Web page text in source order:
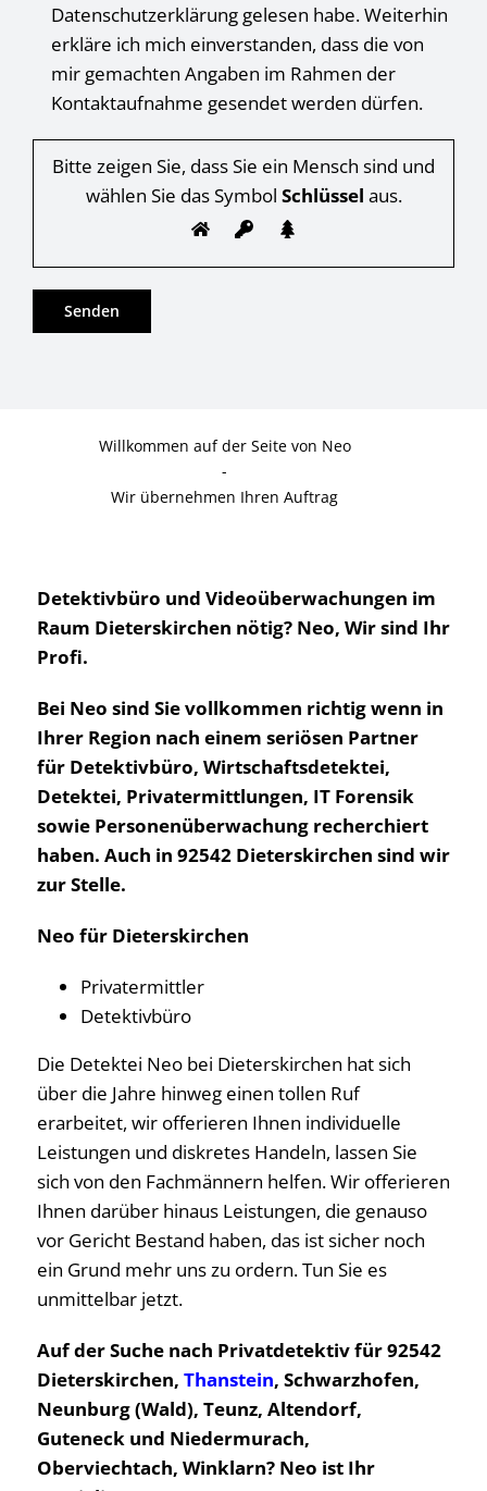
Datenschutzerklärung gelesen habe. Weiterhin
erkläre ich mich einverstanden, dass die von
mir gemachten Angaben im Rahmen der
Kontaktaufnahme gesendet werden dürfen.
Bitte zeigen Sie, dass Sie ein Mensch sind und
wählen Sie das Symbol Schlüssel aus.
Willkommen auf der Seite von Neo
-
Wir übernehmen Ihren Auftrag
Detektivbüro und Videoüberwachungen im
Raum Dieterskirchen nötig? Neo, Wir sind Ihr
Profi.
Bei Neo sind Sie vollkommen richtig wenn in
Ihrer Region nach einem seriösen Partner
für Detektivbüro, Wirtschaftsdetektei,
Detektei, Privatermittlungen, IT Forensik
sowie Personenüberwachung recherchiert
haben. Auch in 92542 Dieterskirchen sind wir
zur Stelle.
Neo für Dieterskirchen
Privatermittler
Detektivbüro
Die Detektei Neo bei Dieterskirchen hat sich
über die Jahre hinweg einen tollen Ruf
erarbeitet, wir offerieren Ihnen individuelle
Leistungen und diskretes Handeln, lassen Sie
sich von den Fachmännern helfen. Wir offerieren
Ihnen darüber hinaus Leistungen, die genauso
vor Gericht Bestand haben, das ist sicher noch
ein Grund mehr uns zu ordern. Tun Sie es
unmittelbar jetzt.
Auf der Suche nach Privatdetektiv für 92542
Dieterskirchen, Thanstein, Schwarzhofen,
Neunburg (Wald), Teunz, Altendorf,
Guteneck und Niedermurach,
Oberviechtach, Winklarn? Neo ist Ihr